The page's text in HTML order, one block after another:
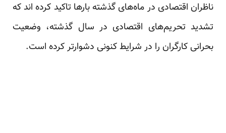
ناظران اقتصادی در ماه‌های گذشته بار‌ها تاکید کرده اند که
تشدید تحریم‌های اقتصادی در سال گذشته، وضعیت
بحرانی کارگران را در شرایط کنونی دشوارتر کرده است.